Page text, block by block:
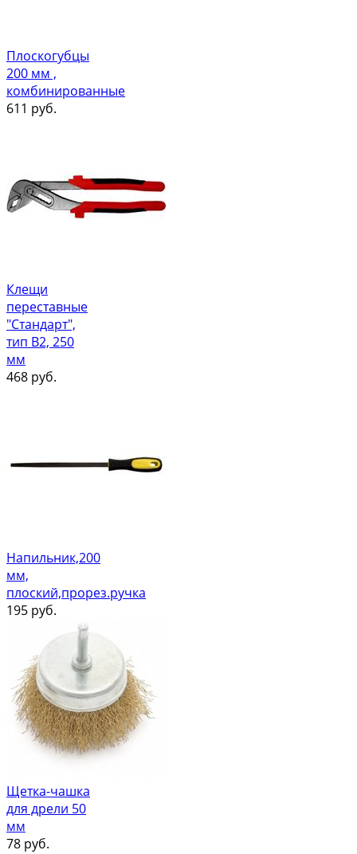
Плоскогубцы
200 мм ,
комбинированные
611 руб.
Клещи
переставные
"Стандарт",
тип В2, 250
мм
468 руб.
Напильник,200
мм,
плоский,прорез.ручка
195 руб.
Щетка-чашка
для дрели 50
мм
78 руб.